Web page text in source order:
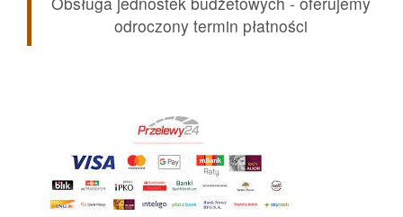
odroczony termin płatności